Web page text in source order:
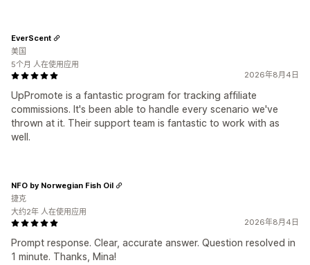
2026年8月4日
UpPromote is a fantastic program for tracking affiliate
commissions. It's been able to handle every scenario we've
thrown at it. Their support team is fantastic to work with as
well.
EverScent
美国
5个月 人在使用应用
2026年8月4日
Prompt response. Clear, accurate answer. Question resolved in
1 minute. Thanks, Mina!
NFO by Norwegian Fish Oil
捷克
大约2年 人在使用应用